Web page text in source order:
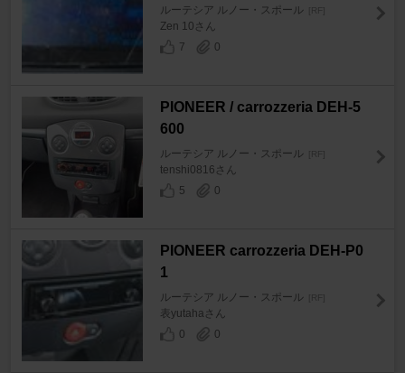
ルーテシア ルノー・スポール [RF]
Zen 10さん
7
0
PIONEER / carrozzeria DEH-5
600
ルーテシア ルノー・スポール [RF]
tenshi0816さん
5
0
PIONEER carrozzeria DEH-P0
1
ルーテシア ルノー・スポール [RF]
表yutahaさん
0
0